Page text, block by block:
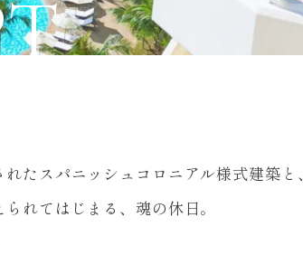
れた スパニッシュコロニアル様式建築と、
られてはじまる、魂の休日。